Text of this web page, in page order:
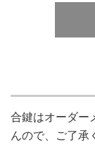
合鍵はオーダー
んので、ご了承